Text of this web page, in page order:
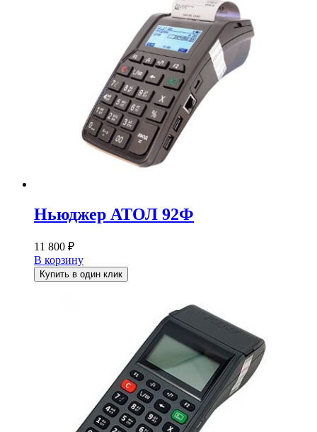
Ньюджер АТОЛ 92Ф
11 800 ₽
В корзину
Купить в один клик